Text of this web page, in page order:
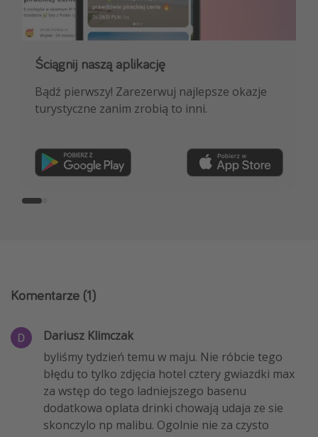
Ściągnij naszą aplikację
Bądź pierwszy! Zarezerwuj najlepsze okazje
turystyczne zanim zrobią to inni.
Dołącz do naszego kanału na WhatsApp
NAJLEPSZE oferty podróżnicze, porady
ekspertów i wiele więcej!
Komentarze (1)
Dariusz Klimczak
byliśmy tydzień temu w maju. Nie róbcie tego
błędu to tylko zdjęcia hotel cztery gwiazdki max
za wstęp do tego ladniejszego basenu
dodatkowa oplata drinki chowają udaja ze sie
skonczylo np malibu. Ogolnie nie za czysto